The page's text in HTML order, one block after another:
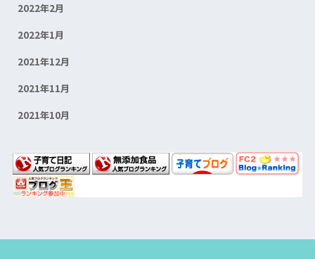
2022年2月
2022年1月
2021年12月
2021年11月
2021年10月